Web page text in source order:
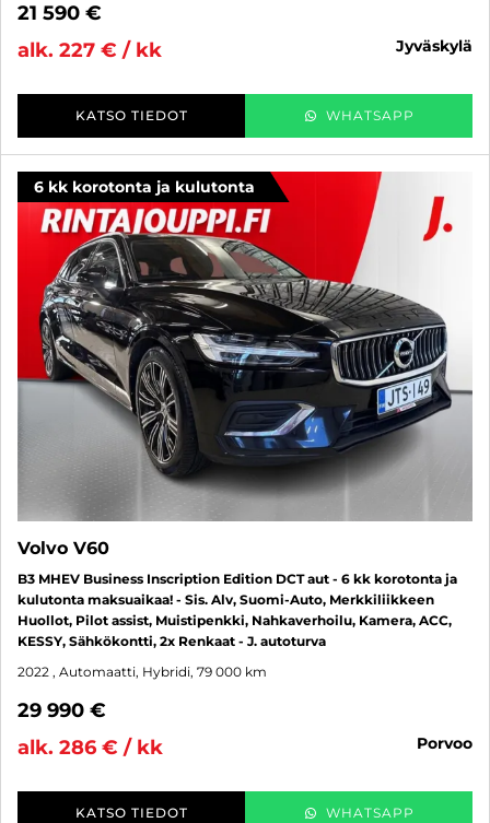
21 590 €
alk. 227 € / kk
jyväskylä
KATSO TIEDOT WHATSAPP
6 kk korotonta ja kulutonta
Volvo V60
B3 MHEV Business Inscription Edition DCT aut - 6 kk korotonta ja
kulutonta maksuaikaa! - Sis. Alv, Suomi-Auto, Merkkiliikkeen
Huollot, Pilot assist, Muistipenkki, Nahkaverhoilu, Kamera, ACC,
KESSY, Sähkökontti, 2x Renkaat - J. autoturva
2022 , Automaatti, Hybridi, 79 000 km
29 990 €
alk. 286 € / kk
porvoo
KATSO TIEDOT WHATSAPP